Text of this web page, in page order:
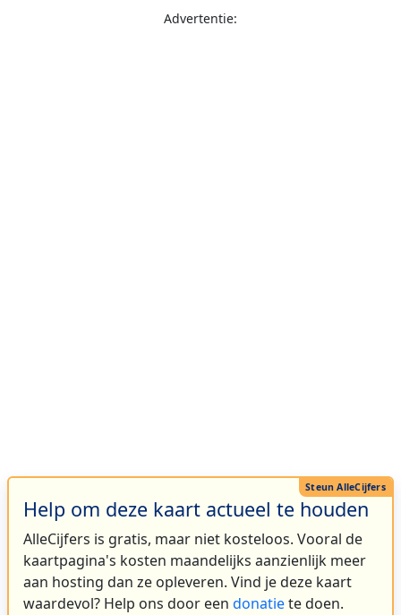
Advertentie:
Help om deze kaart actueel te houden
AlleCijfers is gratis, maar niet kosteloos. Vooral de
kaartpagina's kosten maandelijks aanzienlijk meer
aan hosting dan ze opleveren. Vind je deze kaart
waardevol? Help ons door een donatiete doen.